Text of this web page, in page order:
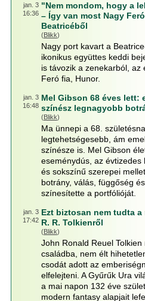
jan. 3
16:36
"Nem mondom, hogy a
– Így van most Nagy
Beatricéből
(Blikk)
Nagy port kavart a
ikonikus együttes keddi
is távozik a zenekarból, az
Feró fia, Hunor.
jan. 3
16:48
Mel Gibson 68 éves lett:
színész legnagyobb
(Blikk)
Ma ünnepi a 68.
legtehetségesebb, ám
színésze is. Mel Gibson
eseménydús, az
és sokszínű szerepei
botrány, válás, függőség
színesítette a portfólióját.
jan. 3
17:42
Ezt biztosan nem tudta a
R. R. Tolkienről
(Blikk)
John Ronald Reuel
családba, nem élt
csodát adott az
elfelejteni. A Gyűrűk Ura
a mai napon 132 éve
modern fantasy alapjait